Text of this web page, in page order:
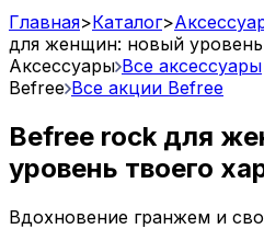
Главная>Каталог>
для женщин: новый уровень
Аксессуары Все аксессуары
Befree Все акции Befree
Befree rock для
уровень твоего
Вдохновение гранжем и